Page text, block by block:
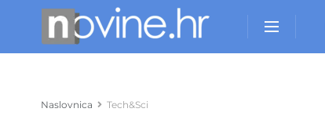
Naslovnica Tech&Sci